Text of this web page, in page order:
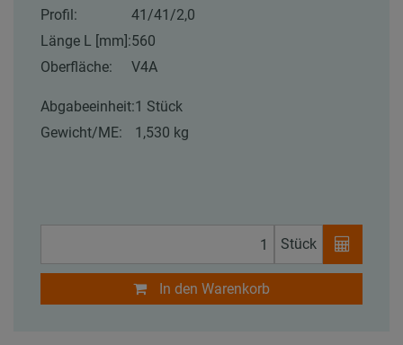
Profil:
41/41/2,0
Länge L [mm]:560
Oberfläche:
V4A
Abgabeeinheit:1 Stück
Gewicht/ME:
1,530 kg
Stück
In den Warenkorb